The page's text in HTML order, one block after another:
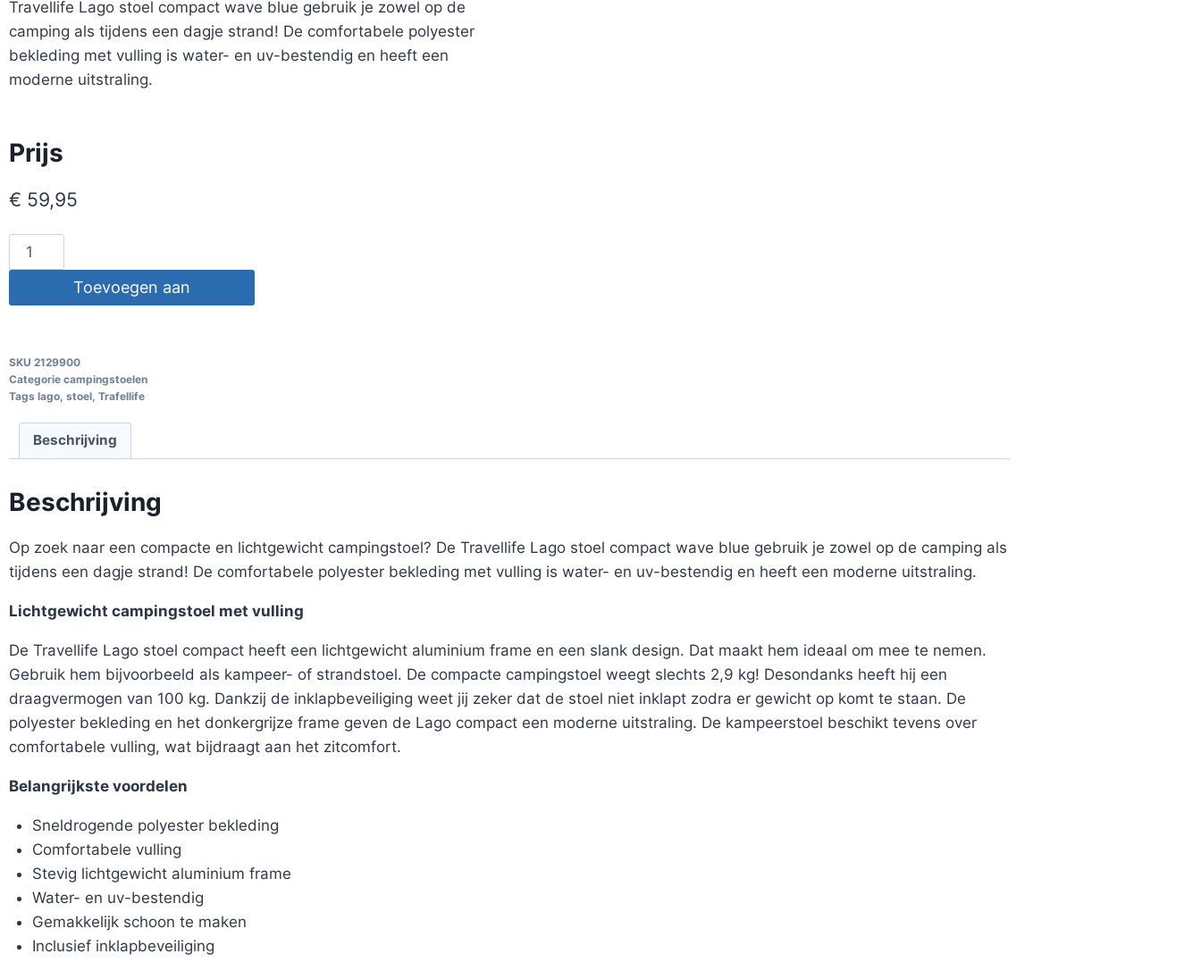
Travellife Lago stoel compact wave blue gebruik je zowel op de
camping als tijdens een dagje strand! De comfortabele polyester
bekleding met vulling is water- en uv-bestendig en heeft een
moderne uitstraling.
Prijs
€ 59,95
Toevoegen aan
SKU 2129900
Categorie campingstoelen
Tags lago stoel Trafellife
Beschrijving
Beschrijving
Op zoek naar een compacte en lichtgewicht campingstoel? De Travellife Lago stoel compact wave blue gebruik je zowel op de camping als
tijdens een dagje strand! De comfortabele polyester bekleding met vulling is water- en uv-bestendig en heeft een moderne uitstraling.
Lichtgewicht campingstoel met vulling
De Travellife Lago stoel compact heeft een lichtgewicht aluminium frame en een slank design. Dat maakt hem ideaal om mee te nemen.
Gebruik hem bijvoorbeeld als kampeer- of strandstoel. De compacte campingstoel weegt slechts 2,9 kg! Desondanks heeft hij een
draagvermogen van 100 kg. Dankzij de inklapbeveiliging weet jij zeker dat de stoel niet inklapt zodra er gewicht op komt te staan. De
polyester bekleding en het donkergrijze frame geven de Lago compact een moderne uitstraling. De kampeerstoel beschikt tevens over
comfortabele vulling, wat bijdraagt aan het zitcomfort.
Belangrijkste voordelen
Sneldrogende polyester bekleding
Comfortabele vulling
Stevig lichtgewicht aluminium frame
Water- en uv-bestendig
Gemakkelijk schoon te maken
Inclusief inklapbeveiliging